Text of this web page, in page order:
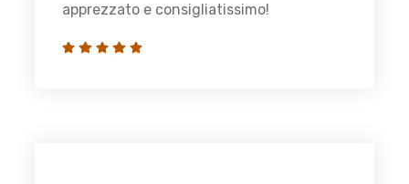
apprezzato e consigliatissimo!